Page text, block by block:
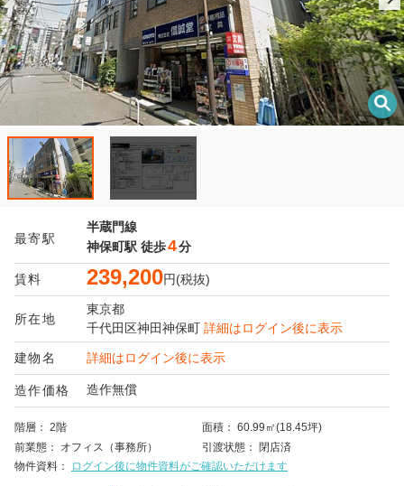
最寄駅
半蔵門線
神保町駅 徒歩4分
賃料 239,200円(税抜)
所在地
東京都
千代田区神田神保町 詳細はログイン後に表示
建物名 詳細はログイン後に表示
造作価格 造作無償
階層 2階 面積
60.99㎡(18.45坪)
前業態
オフィス（事務所） 引渡状態
閉店済
物件資料
ログイン後に物件資料がご確認いただけます